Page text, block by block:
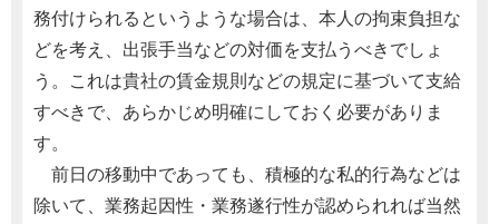
務付けられるというような場合は、本人の拘束負担な
どを考え、出張手当などの対価を支払うべきでしょ
う。これは貴社の賃金規則などの規定に基づいて支給
すべきで、あらかじめ明確にしておく必要がありま
す。
前日の移動中であっても、積極的な私的行為などは
除いて、業務起因性・業務遂行性が認められれば当然